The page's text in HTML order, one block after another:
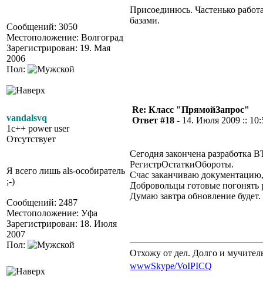
Сообщений: 3050
Местоположение: Волгоград
Зарегистрирован: 19. Мая
2006
Пол:
Присоединюсь. Частенько
базами.
vandalsvq
1c++ power user
Отсутствует
Я всего лишь als-особиратель
;-)
Сообщений: 2487
Местоположение: Уфа
Зарегистрирован: 18. Июля
2007
Пол:
Re: Класс "ПрямойЗапрос"
Ответ #18 - 14. Июля 2009 ::
Сегодня закончена разработка
РегистрОстаткиОбороты.
Счас заканчиваю
Добровольцы готовые
Думаю завтра обновление будет.
Отхожу от дел. Долго и
wwwSkype/VoIPICQ